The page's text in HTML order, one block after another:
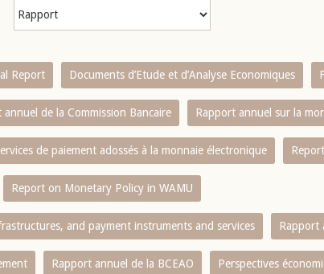
Report Documents d’Etude et d’Analyse Economiques
annuel de la Commission Bancaire Rapport annuel sur la
de paiement adossés à la monnaie électronique
Report on Monetary Policy in WAMU
and payment instruments and services Rapport
Rapport annuel de la BCEAO Perspectives